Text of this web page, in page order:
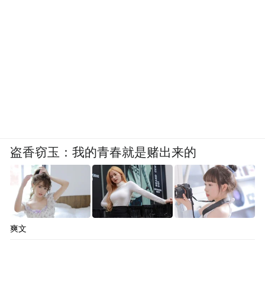
盗香窃玉：我的青春就是赌出来的
爽文